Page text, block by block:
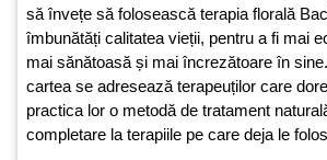
să învețe să folosească terapia florală
îmbunătăți calitatea vieții, pentru a fi mai
mai sănătoasă și mai încrezătoare în
cartea se adresează terapeuților care
practica lor o metodă de tratament
completare la terapiile pe care deja le